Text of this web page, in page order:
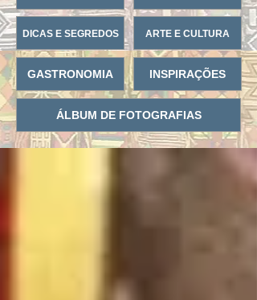
DICAS E SEGREDOS ARTE E CULTURA
GASTRONOMIA INSPIRAÇÕES
ÁLBUM DE FOTOGRAFIAS